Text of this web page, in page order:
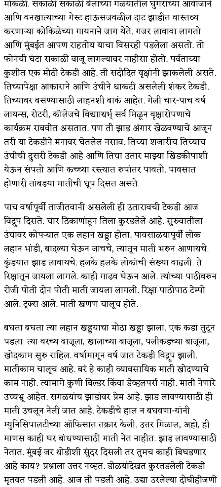
मोकळी. सकाळी सकाळी बैलाच्या गळयातील घुंगराच्या आवाजाने
आणि वनखात्याच्या गेस्ट हाऊसजवळील दाट झाडीत वास्तव्य
करणाऱ्या कोकिळेच्या गायनाने जाग येते. गजर लावावा लागतो
आणि मुंबईत आपण राहतोय याचा विसरही पडलेला असतो. तो
फोनची घंटा सकाळी वाजू लागल्यावर नाहीसा होतो. पर्वताच्या
कुशीत एक मोठी टेकडी आहे. ती सदोदित वृक्षांनी झाकलेली असते.
तिच्यापेक्षा आकाराने आणि उंचीने धाकटी असलेली शंकर टेकडी.
तिच्यावर बसण्यासाठी लाहनशी बाकं आहेत. गेली चार-पाच वर्ष
लायन्स, रोटरी, कॉलेजचे विद्यााथर्भ् सर्व मिळून वृक्षारोपणाचे
कार्यक्रम राबवीत असतात. पण ती झाड अंगार खेळवण्याचे आजून
तरी या टेकडीने मनावर घेतलेल नसाव. तिच्या शजारीच तिच्याच
उंचीची दुसरी टेकडी आहे आणि तिचा उतार माझ्या खिडकीपाशी
येऊन संपतो आणि कच्च्या रस्त्यात रुपांतर पावतो. पावसात
होणारी तांबडया मातीची धूप दिसत असते.
पाच वर्षापूर्वी ताजीतवानी असलेली ही उतारावची टेकडी आज
विद्रुप दिसते. चार ठिकाणांहून तिला कुरडलेले आहे. सुरुवातीला
उंचावर कोपऱ्यात एक लहान खड्डा होता. पावसाळयापूर्वी लोक
लहान भांडी, बादल्या घेऊन जाचचे, त्यातून माती भरुन आणायचे.
कुंडयात झाड लावायचे. हलके हलके लोकांची संख्या वाढली. ते
रिक्षातून जायला लागले. काही गाढव घेऊन आले. त्यांच्या पाठीवरुन
रोजी पोती दोन पोती माती जायला लागली. रिक्षा पाठोपाठ टेम्पो
आले. ट्रक्स आले. माती खणण चालूच होते.
बघता बघता त्या लहान खड्डयाचा मोठा खड्डा झाला. एक कडा तुटून
पडला. त्या वरच्य बाजूला, खालाच्या बाजूला, पलीकडच्या बाजूला,
खोदकाम सुरु राहिल. वर्षामागून वर्ष जात टेकडी विद्रूप झाली.
मातीकाम चालूच आहे. बरं हे काही व्यावसायिक माती खोदण्याचे
काम नाही. त्यामागे कुणी बिल्डर किंवा डेव्हलपर्स नाही. माती नेणारे
उच्चभ्रू आहेत. सगळयांच झाडांवर प्रेम आहे. झाड लावण्यासाठी ही
माती उचलून नेली जात आहे. टेकडीचे हाल न बघवणा-यांनी
म्युनिसिपालटीच्या ऑफिसात तक्रार केली. उत्तर मिळाल, अहो, ही
माणस काही घर बांधण्यासाठी माती नेत नाहीत. झाड लावण्यासाठी
नेतात. मुंबई जर थोडीशी सुंदर दिसली तर तुमच काही बिघडणार
आहे काय? प्रश्नाला उत्तर नव्हत. डोळयांदेखत कुरतडलेली टेकडी
मृतवत पडली आहे. आज ती पडली आहे. उद्या उरलेल्या दोघीहीजणी